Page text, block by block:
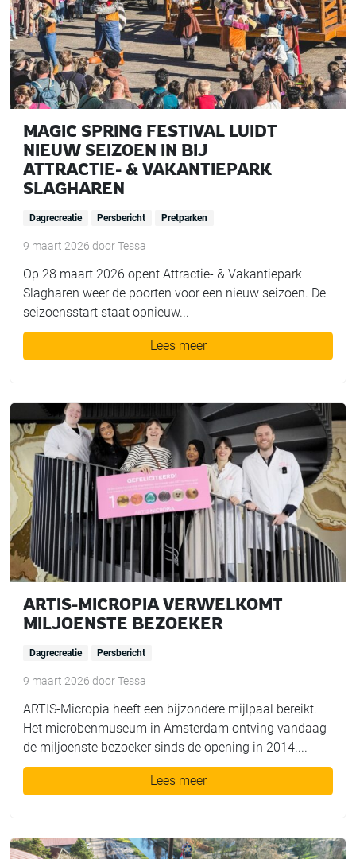
MAGIC SPRING FESTIVAL LUIDT
NIEUW SEIZOEN IN BIJ
ATTRACTIE- & VAKANTIEPARK
SLAGHAREN
Dagrecreatie Persbericht Pretparken
9 maart 2026 doorTessa
Op 28 maart 2026 opent Attractie- & Vakantiepark
Slagharen weer de poorten voor een nieuw seizoen. De
seizoensstart staat opnieuw...
Lees meer
ARTIS-MICROPIA VERWELKOMT
MILJOENSTE BEZOEKER
Dagrecreatie Persbericht
9 maart 2026 doorTessa
ARTIS-Micropia heeft een bijzondere mijlpaal bereikt.
Het microbenmuseum in Amsterdam ontving vandaag
de miljoenste bezoeker sinds de opening in 2014....
Lees meer